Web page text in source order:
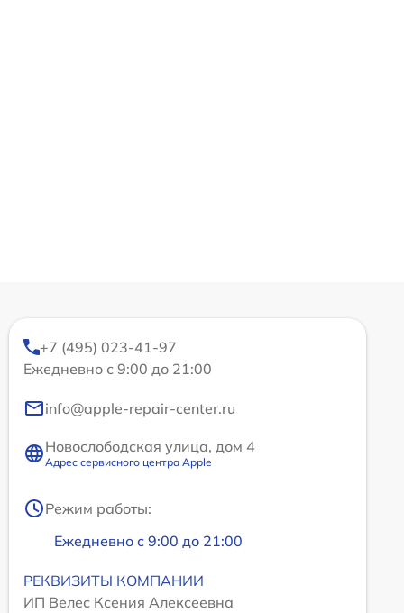
+7 (495) 023-41-97
Ежедневно с 9:00 до 21:00
info@apple-repair-center.ru
Новослободская улица, дом 4
Адрес сервисного центра Apple
Режим работы:
Ежедневно с 9:00 до 21:00
РЕКВИЗИТЫ КОМПАНИИ
ИП Велес Ксения Алексеевна